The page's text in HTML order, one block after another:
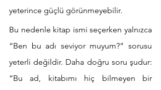
yeterince güçlü görünmeyebilir.
Bu nedenle kitap ismi seçerken yalnızca
“Ben bu adı seviyor muyum?” sorusu
yeterli değildir. Daha doğru soru şudur:
“Bu ad, kitabımı hiç bilmeyen bir